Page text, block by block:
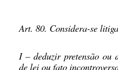
Art. 80. Considera-se
I – deduzir pretensão ou
de lei ou fato